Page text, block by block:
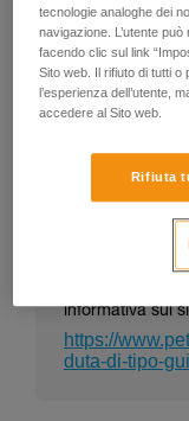
La nota
informativa sul
https://
duta-di-tipo-
tecnologie analoghe dei
navigazione. L’utente
facendo clic sul link
Sito web. Il rifiuto di tutti
l’esperienza dell’utente,
accedere al Sito web.
Rifiuta